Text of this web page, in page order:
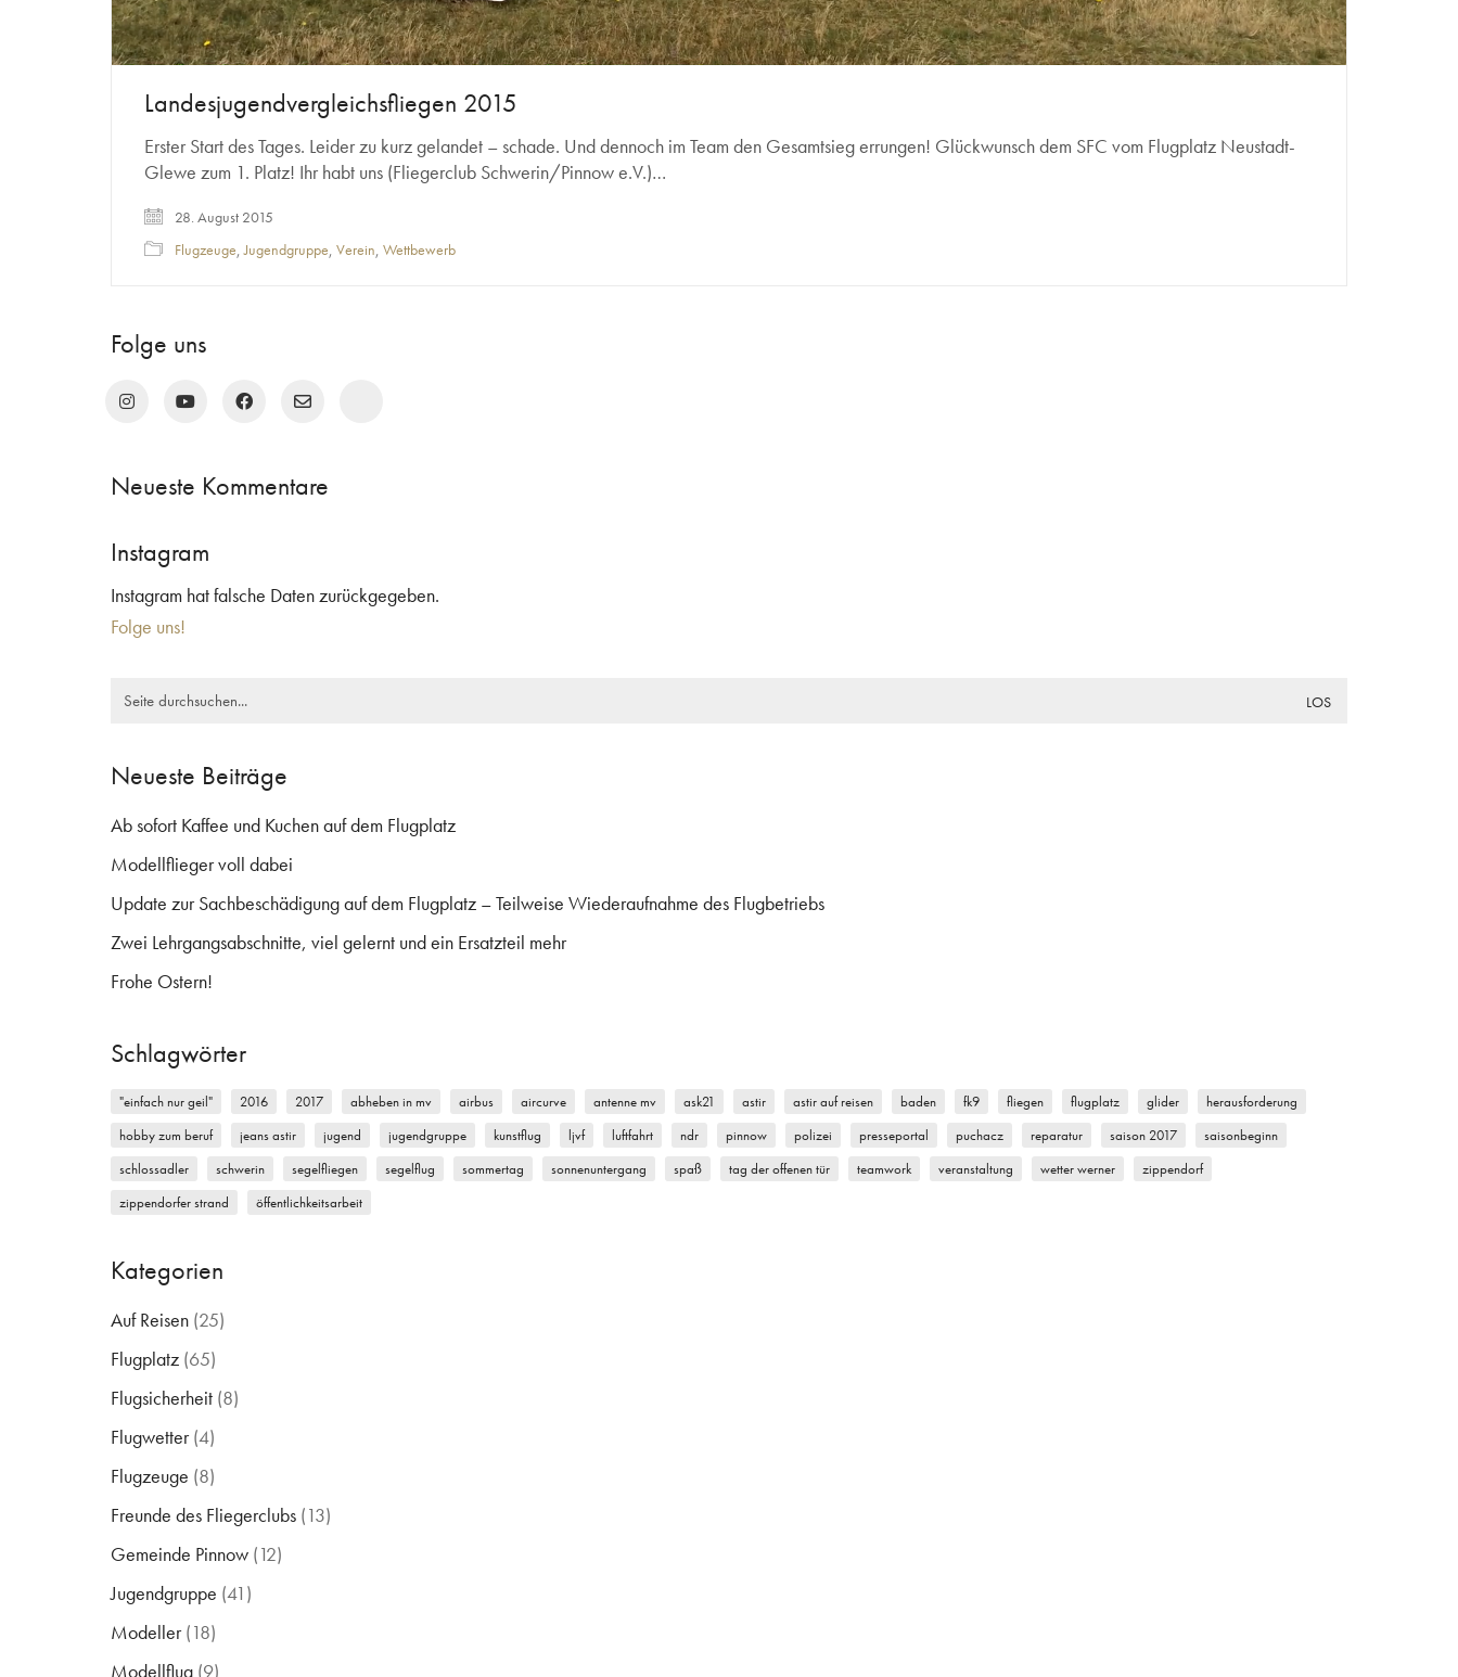
Unmute Loaded:
100.00%
Landesjugendvergleichsfliegen 2015
Erster Start des Tages. Leider zu kurz gelandet – schade. Und dennoch im Team den Gesamtsieg errungen! Glückwunsch dem SFC vom Flugplatz Neustadt-
Glewe zum 1. Platz! Ihr habt uns (Fliegerclub Schwerin/Pinnow e.V.)…
28. August 2015
Flugzeuge,Jugendgruppe, Verein, Wettbewerb
Folge uns
Neueste Kommentare
Instagram
Instagram hat falsche Daten zurückgegeben.
Folge uns!
Search
Neueste Beiträge
Ab sofort Kaffee und Kuchen auf dem Flugplatz
Modellflieger voll dabei
Update zur Sachbeschädigung auf dem Flugplatz – Teilweise Wiederaufnahme des Flugbetriebs
Zwei Lehrgangsabschnitte, viel gelernt und ein Ersatzteil mehr
Frohe Ostern!
Schlagwörter
"einfach nur geil" 2016 2017 abheben in mv airbus aircurve antenne mv ask21 astir astir auf reisen baden fk9 fliegen flugplatz glider
herausforderung
hobby zum beruf
jeans astir jugend jugendgruppe kunstflug ljvf luftfahrt ndr pinnow polizei presseportal puchacz reparatur saison 2017
saisonbeginn
schlossadler
schwerin segelfliegen segelflug sommertag sonnenuntergang spaß tag der offenen tür teamwork veranstaltung wetter werner
zippendorf
zippendorfer strand
öffentlichkeitsarbeit
Kategorien
Auf Reisen (25)
Flugplatz (65)
Flugsicherheit (8)
Flugwetter(4)
Flugzeuge (8)
Freunde des Fliegerclubs (13)
Gemeinde Pinnow (12)
Jugendgruppe (41)
Modeller(18)
Modellflug (9)